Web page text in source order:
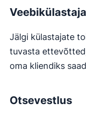
Jälgi külastajate
tuvasta
oma kliendiks
Otsevestlus